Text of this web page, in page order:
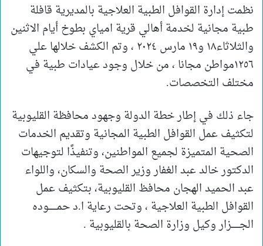
نظمت إدارة القوافل الطبية العلاجية بالمديرية قافلة
طبية مجانية لخدمة أهالي قرية امياي بطوخ أيام الاثنين
والثلاثاء١٨ و١٩ مارس ٢٠٢٤ ، وتم الكشف خلالها علي
١٢٥٦مواطن مجانا ، من خلال وجود عيادات طبية في
مختلف التخصصات.
جاء ذلك في إطار خطة الدولة وجهود محافظة القليوبية
لتكثيف عمل القوافل الطبية المجانية وتقديم الخدمات
الصحية المتميزة لجميع المواطنين، وتنفيذًا لتوجيهات
الدكتور خالد عبد الغفار وزير الصحة والسكان، واللواء
عبد الحميد الهجان محافظ القليوبية، بتكثيف عمل
القوافل الطبية العلاجية ، وتحت رعاية ا.د حمـــــــوده
الجـــــــزار وكيل وزارة الصحة بالقليوبية .